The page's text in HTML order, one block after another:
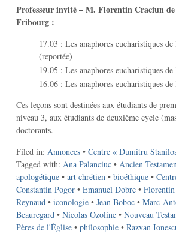
Professeur invité – M. Florentin Craciun
Fribourg :
17.03 : Les anaphores eucharistiques
(reportée)
19.05 : Les anaphores eucharistiques
16.06 : Les anaphores eucharistiques
Ces leçons sont destinées aux étudiants de
niveau 3, aux étudiants de deuxième cycle
doctorants.
Filed in: Annonces• Centre « Dumitru
Tagged with: Ana Palanciuc• Ancien
apologétique• art chrétien• bioéthique•
Constantin Pogor• Emanuel Dobre•
Reynaud• iconologie• Jean Boboc• Marc-
Beauregard• Nicolas Ozoline• Nouveau
Pères de l'Église• philosophie• Razvan